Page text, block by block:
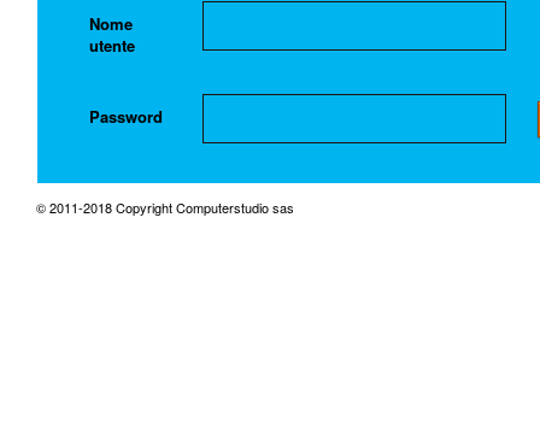
Nome
utente
Password
© 2011-2018 Copyright Computerstudio sas